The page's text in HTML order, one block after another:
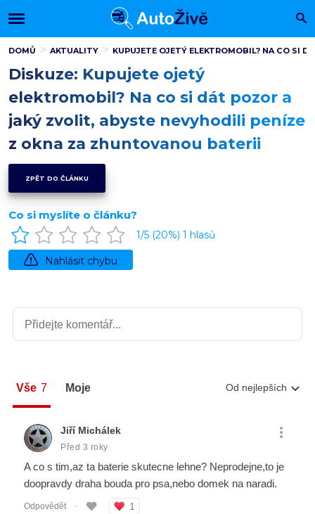
DOMŮ AKTUALITY KUPUJETE OJETÝ ELEKTROMOBIL? NA CO SI
Diskuze: Kupujete ojetý
elektromobil? Na co si dát pozor a
jaký zvolit, abyste nevyhodili peníze
z okna za zhuntovanou baterii
ZPĚT DO ČLÁNKU
Co si myslíte o článku?
1/5 (20%) 1 hlasů
Nahlásit chybu